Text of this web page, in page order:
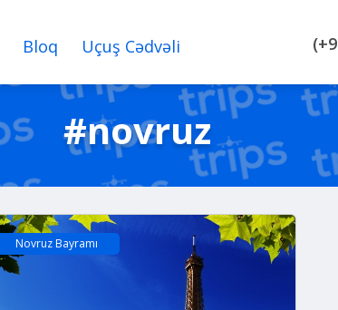
Bloq Uçuş Cədvəli
#novruz
Novruz Bayramı